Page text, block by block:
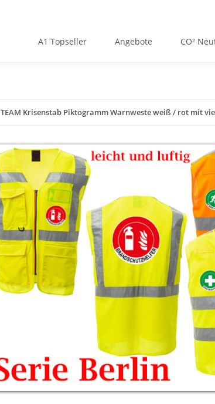
A1 Topseller Angebote CO²
TEAM Krisenstab Piktogramm Warnweste weiß / rot mit